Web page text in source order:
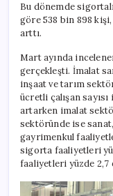
Bu dönemde sigortalı
göre 538 bin 898
arttı.
Mart ayında
gerçekleşti. İmalat
inşaat ve tarım
ücretli çalışan
artarken imalat
sektöründe ise
gayrimenkul
sigorta faaliyetleri
faaliyetleri yüzde 2,7